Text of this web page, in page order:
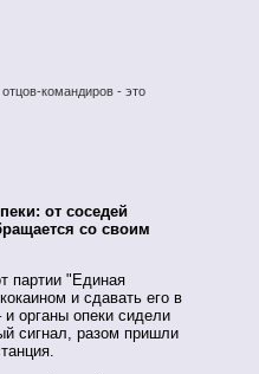
командиров - это
от соседей
со своим
партии "Единая
и сдавать его в
органы опеки сидели
сигнал, разом пришли